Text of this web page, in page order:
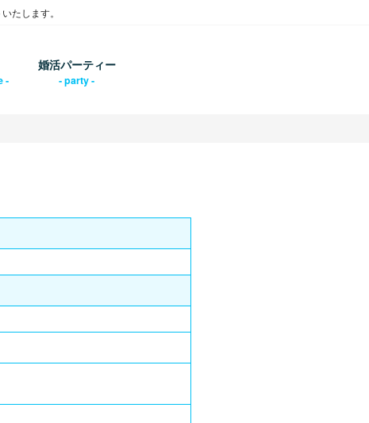
たします。
婚活パーティー